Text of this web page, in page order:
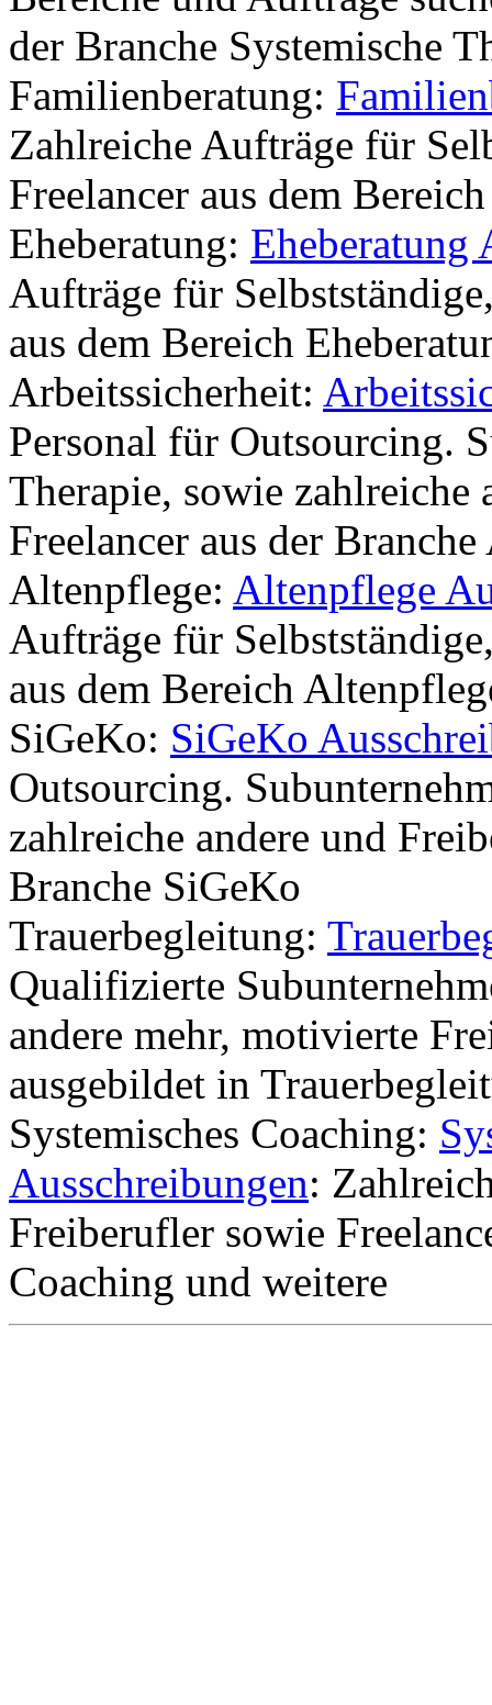
der Branche Systemische
Familienberatung:
Zahlreiche Aufträge für
Freelancer aus dem
Eheberatung: Eheberatung
Aufträge für
aus dem Bereich
Arbeitssicherheit:
Personal für Outsourcing.
Therapie, sowie zahlreiche
Freelancer aus der
Altenpflege: Altenpflege
Aufträge für
aus dem Bereich
SiGeKo: SiGeKo
Outsourcing.
zahlreiche andere und
Branche SiGeKo
Trauerbegleitung:
Qualifizierte
andere mehr, motivierte
ausgebildet in
Systemisches Coaching:
Ausschreibungen:
Freiberufler sowie
Coaching und weitere